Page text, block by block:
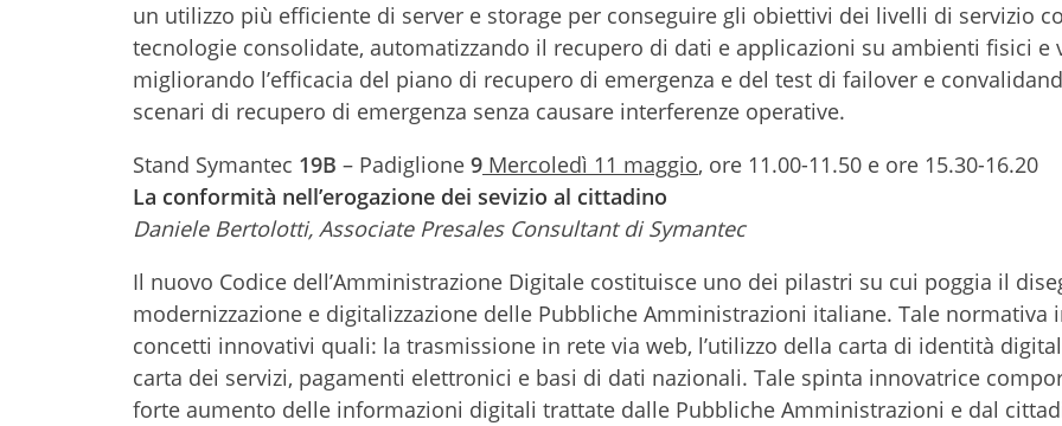
un utilizzo più efficiente di server e storage per conseguire gli obiettivi dei livelli di servizio
tecnologie consolidate, automatizzando il recupero di dati e applicazioni su ambienti fisici e
migliorando l’efficacia del piano di recupero di emergenza e del test di failover e
scenari di recupero di emergenza senza causare interferenze operative.
Stand Symantec 19B – Padiglione 9 Mercoledì 11 maggio, ore 11.00-11.50 e ore 15.30-16.20
La conformità nell’erogazione dei sevizio al cittadino
Daniele Bertolotti, Associate Presales Consultant di Symantec
Il nuovo Codice dell’Amministrazione Digitale costituisce uno dei pilastri su cui poggia il
modernizzazione e digitalizzazione delle Pubbliche Amministrazioni italiane. Tale normativa
concetti innovativi quali: la trasmissione in rete via web, l’utilizzo della carta di identità
carta dei servizi, pagamenti elettronici e basi di dati nazionali. Tale spinta innovatrice
forte aumento delle informazioni digitali trattate dalle Pubbliche Amministrazioni e dal